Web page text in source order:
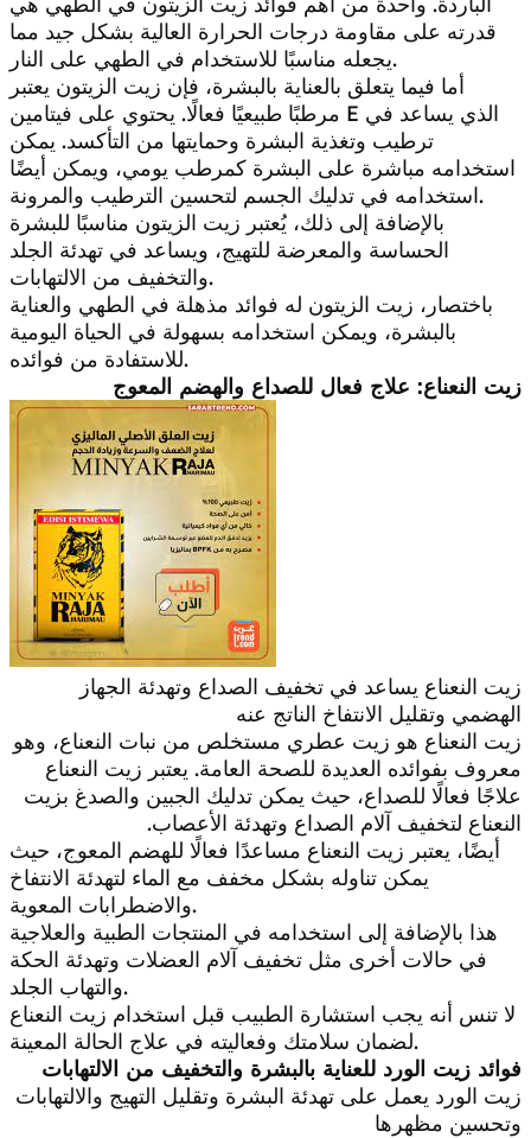
قدرته على مقاومة درجات الحرارة العالية بشكل جيد مما
يجعله مناسبًا للاستخدام في الطهي على النار.
أما فيما يتعلق بالعناية بالبشرة، فإن زيت الزيتون يعتبر
مرطبًا طبيعيًا فعالًا. يحتوي على فيتامين E الذي يساعد في
ترطيب وتغذية البشرة وحمايتها من التأكسد. يمكن
استخدامه مباشرة على البشرة كمرطب يومي، ويمكن أيضًا
استخدامه في تدليك الجسم لتحسين الترطيب والمرونة.
بالإضافة إلى ذلك، يُعتبر زيت الزيتون مناسبًا للبشرة
الحساسة والمعرضة للتهيج، ويساعد في تهدئة الجلد
والتخفيف من الالتهابات.
باختصار، زيت الزيتون له فوائد مذهلة في الطهي والعناية
بالبشرة، ويمكن استخدامه بسهولة في الحياة اليومية
للاستفادة من فوائده.
زيت النعناع: علاج فعال للصداع والهضم المعوج
زيت النعناع يساعد في تخفيف الصداع وتهدئة الجهاز
الهضمي وتقليل الانتفاخ الناتج عنه
زيت النعناع هو زيت عطري مستخلص من نبات النعناع، وهو
معروف بفوائده العديدة للصحة العامة. يعتبر زيت النعناع
علاجًا فعالًا للصداع، حيث يمكن تدليك الجبين والصدغ بزيت
النعناع لتخفيف آلام الصداع وتهدئة الأعصاب.
أيضًا، يعتبر زيت النعناع مساعدًا فعالًا للهضم المعوج، حيث
يمكن تناوله بشكل مخفف مع الماء لتهدئة الانتفاخ
والاضطرابات المعوية.
هذا بالإضافة إلى استخدامه في المنتجات الطبية والعلاجية
في حالات أخرى مثل تخفيف آلام العضلات وتهدئة الحكة
والتهاب الجلد.
لا تنس أنه يجب استشارة الطبيب قبل استخدام زيت النعناع
لضمان سلامتك وفعاليته في علاج الحالة المعينة.
فوائد زيت الورد للعناية بالبشرة والتخفيف من الالتهابات
زيت الورد يعمل على تهدئة البشرة وتقليل التهيج والالتهابات
وتحسين مظهرها